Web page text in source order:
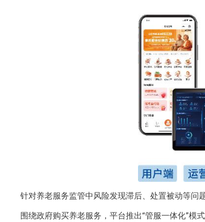
针对养老服务监管中风险发现滞后、处置被动等问
围绕政府购买养老服务，平台推出“管服一体化”模